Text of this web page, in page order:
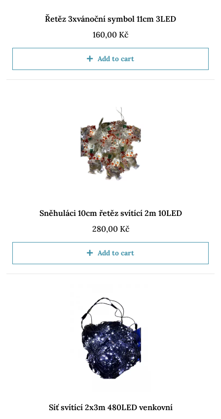
Řetěz 3xvánoční symbol 11cm 3LED
160,00 Kč
Add to cart
Sněhuláci 10cm řetěz svítící 2m 10LED
280,00 Kč
Add to cart
Síť svítící 2x3m 480LED venkovní